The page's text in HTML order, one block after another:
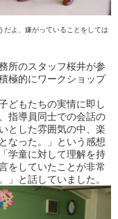
だよ、嫌がっていることをしては
所のスタッフ桜井が参
極的にワークショップ
どもたちの実情に即し
指導員同士での会話の
とした雰囲気の中、楽
なった。」という感想
学童に対して理解を持
をしていたことが非常
」と話していました。